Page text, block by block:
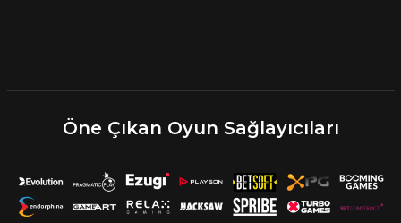
Öne Çıkan Oyun Sağlayıcıları